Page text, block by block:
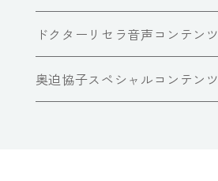
ドクターリセラ音声コンテンツ
奥迫協子スペシャルコンテンツ